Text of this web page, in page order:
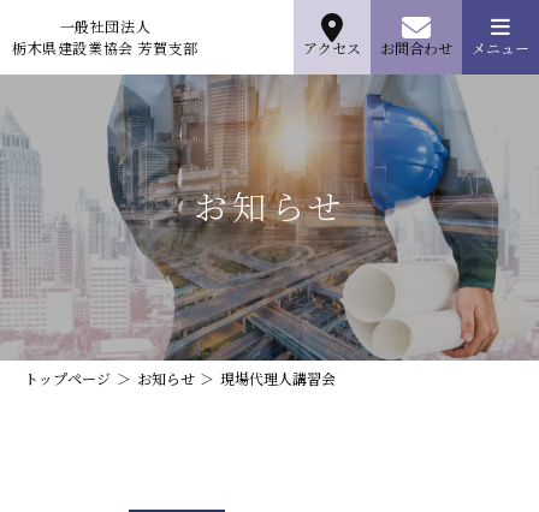
一般社団法人
栃木県建設業協会 芳賀支部
アクセス お問合わせ メニュー
お知らせ
トップページ お知らせ 現場代理人講習会